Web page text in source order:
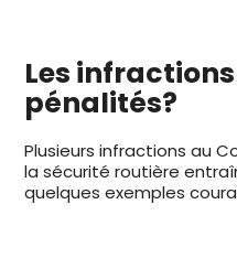
Les
pénalités?
Plusieurs infractions au
la sécurité routière
quelques exemples